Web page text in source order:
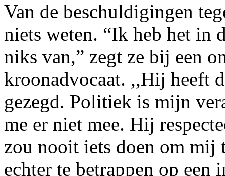
Van de beschuldigingen
niets weten. “Ik heb het in
niks van,” zegt ze bij een
kroonadvocaat. ,,Hij heeft
gezegd. Politiek is mijn
me er niet mee. Hij
zou nooit iets doen om mij
echter te betrappen op een